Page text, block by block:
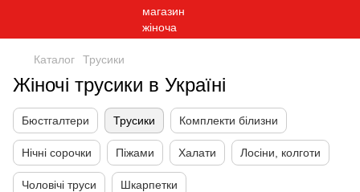
Каталог Трусики
Жіночі трусики в Україні
Бюстгалтери Трусики Комплекти білизни
Нічні сорочки Піжами Халати Лосіни, колготи
Чоловічі труси Шкарпетки